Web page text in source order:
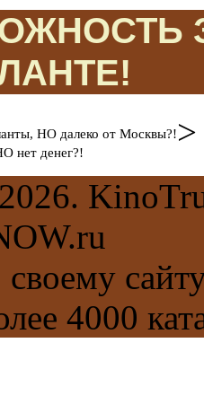
НО далеко от Москвы?!
нет денег?!
>
своему
4000